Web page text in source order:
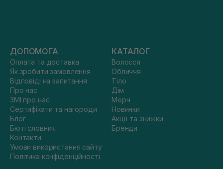
ДОПОМОГА
Оплата та доставка
Як зробити замовлення
Відповіді на запитання
Про нас
ЗМІ про нас
Сертифікати та нагороди
Блог
Бюті словник
Контакти
Умови використання сайту
Політика конфіденційності
КАТАЛОГ
Волосся
Обличчя
Тіло
Дім
Мерч
Новинки
Акції та знижки
Бренди